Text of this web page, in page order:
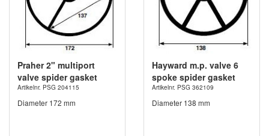
Praher 2" multiport
valve spider gasket
Artikelnr. PSG 204115
Diameter 172 mm
Hayward m.p. valve 6
spoke spider gasket
Artikelnr. PSG 362109
Diameter 138 mm